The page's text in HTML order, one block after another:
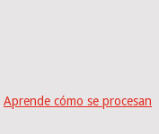
Aprende cómo se procesan